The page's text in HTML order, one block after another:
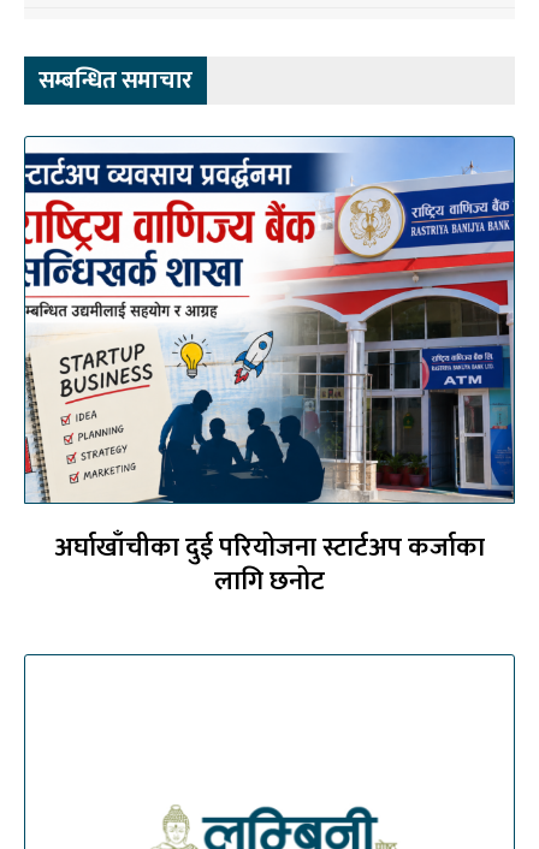
सम्बन्धित समाचार
अर्घाखाँचीका दुई परियोजना स्टार्टअप कर्जाका
लागि छनोट